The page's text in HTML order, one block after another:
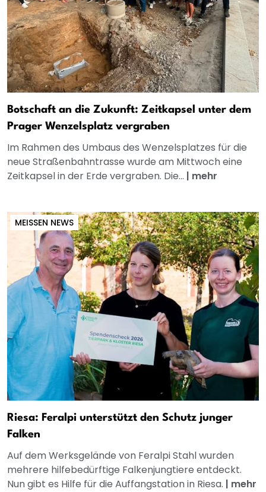
Botschaft an die Zukunft: Zeitkapsel unter dem
Prager Wenzelsplatz vergraben
Im Rahmen des Umbaus des Wenzelsplatzes für die
neue Straßenbahntrasse wurde am Mittwoch eine
Zeitkapsel in der Erde vergraben. Die... | mehr
MEISSEN NEWS
Riesa: Feralpi unterstützt den Schutz junger
Falken
Auf dem Werksgelände von Feralpi Stahl wurden
mehrere hilfebedürftige Falkenjungtiere entdeckt.
Nun gibt es Hilfe für die Auffangstation in Riesa. | mehr